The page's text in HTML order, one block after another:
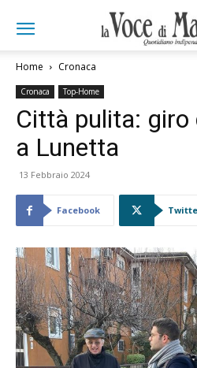
Home Cronaca
Cronaca Top-Home
Città pulita: giro
a Lunetta
13 Febbraio 2024
Facebook